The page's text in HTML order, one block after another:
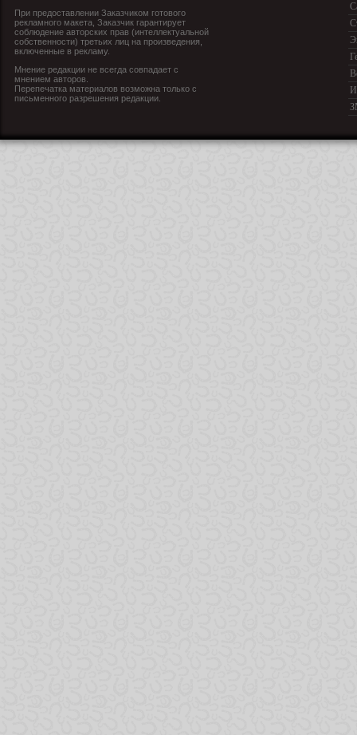
При предоставлении Заказчиком готового
рекламного макета, Заказчик гарантирует
соблюдение авторских прав (интеллектуальной
собственности) третьих лиц на произведения,
включенные в рекламу.
Мнение редакции не всегда совпадает с
мнением авторов.
Перепечатка материалов возможна только с
письменного разрешения редакции.